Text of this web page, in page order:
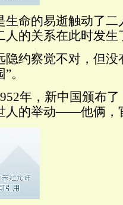
生命的易逝触动了
人的关系在此时发生
隐约察觉不对，但
。
年，新中国颁布
人的举动——他俩，